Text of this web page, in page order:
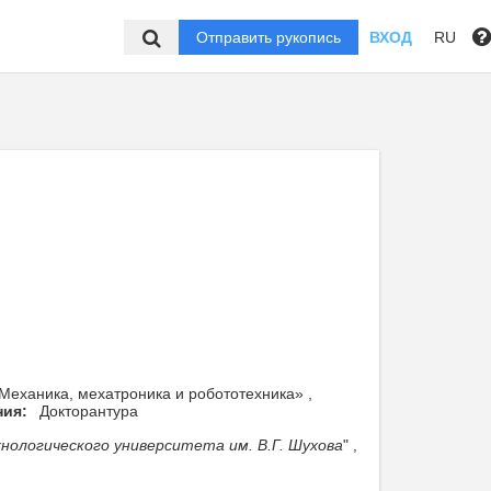
Отправить рукопись ВХОД RU
мехатроника и робототехника» ,
Докторантура
университета им. В.Г. Шухова" ,